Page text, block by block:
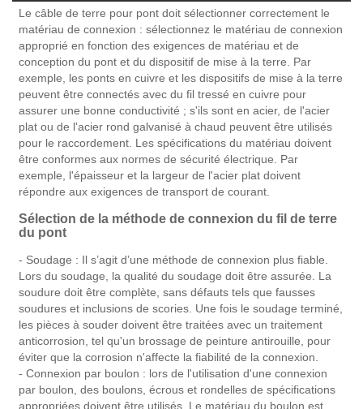
Le câble de terre pour pont doit sélectionner correctement le
matériau de connexion : sélectionnez le matériau de connexion
approprié en fonction des exigences de matériau et de
conception du pont et du dispositif de mise à la terre. Par
exemple, les ponts en cuivre et les dispositifs de mise à la terre
peuvent être connectés avec du fil tressé en cuivre pour
assurer une bonne conductivité ; s'ils sont en acier, de l'acier
plat ou de l'acier rond galvanisé à chaud peuvent être utilisés
pour le raccordement. Les spécifications du matériau doivent
être conformes aux normes de sécurité électrique. Par
exemple, l'épaisseur et la largeur de l'acier plat doivent
répondre aux exigences de transport de courant.
Sélection de la méthode de connexion du fil de terre
du pont
- Soudage : Il s’agit d’une méthode de connexion plus fiable.
Lors du soudage, la qualité du soudage doit être assurée. La
soudure doit être complète, sans défauts tels que fausses
soudures et inclusions de scories. Une fois le soudage terminé,
les pièces à souder doivent être traitées avec un traitement
anticorrosion, tel qu'un brossage de peinture antirouille, pour
éviter que la corrosion n'affecte la fiabilité de la connexion.
- Connexion par boulon : lors de l'utilisation d'une connexion
par boulon, des boulons, écrous et rondelles de spécifications
appropriées doivent être utilisés. Le matériau du boulon est